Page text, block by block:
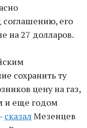
соглашению, его
на 27 долларов.
сохранить ту
цену на газ,
и еще годом
сказал Мезенцев